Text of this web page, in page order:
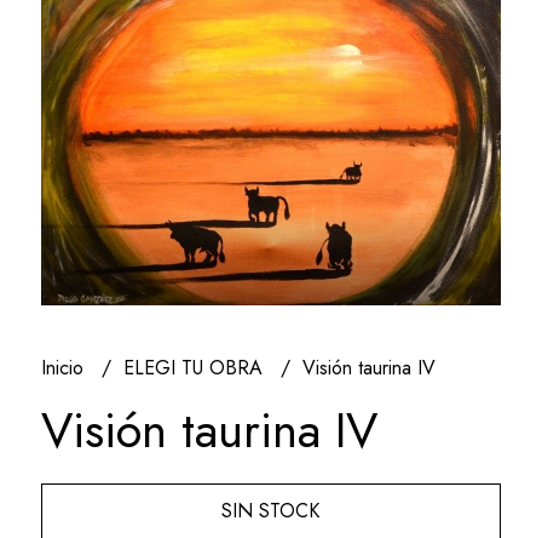
Inicio ELEGI TU OBRA Visión taurina IV
Visión taurina IV
SIN STOCK